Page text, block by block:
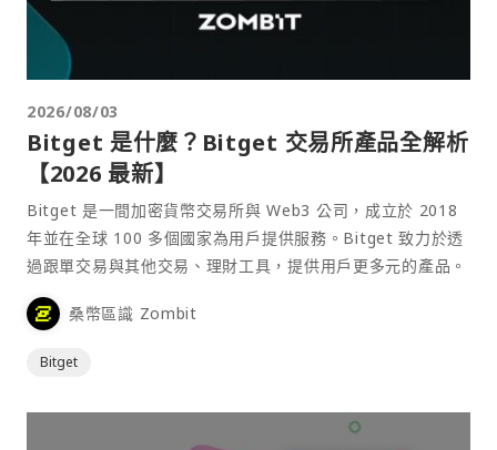
2026/08/03
Bitget 是什麼？Bitget 交易所產品全解析
【2026 最新】
Bitget 是一間加密貨幣交易所與 Web3 公司，成立於 2018
年並在全球 100 多個國家為用戶提供服務。Bitget 致力於透
過跟單交易與其他交易、理財工具，提供用戶更多元的產品。
桑幣區識 Zombit
Bitget